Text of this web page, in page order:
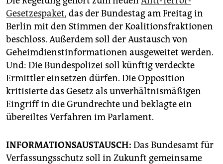
abo
genossenschaft
epaper login
Gesetzespaket, das der Bundestag am Freitag in
Berlin mit den Stimmen der Koalitionsfraktionen
beschloss. Außerdem soll der Austausch von
Geheimdienstinformationen ausgeweitet werden.
Und: Die Bundespolizei soll künftig verdeckte
Ermittler einsetzen dürfen. Die Opposition
kritisierte das Gesetz als unverhältnismäßigen
Eingriff in die Grundrechte und beklagte ein
übereiltes Verfahren im Parlament.
INFORMATIONSAUSTAUSCH: Das Bundesamt für
Verfassungsschutz soll in Zukunft gemeinsame